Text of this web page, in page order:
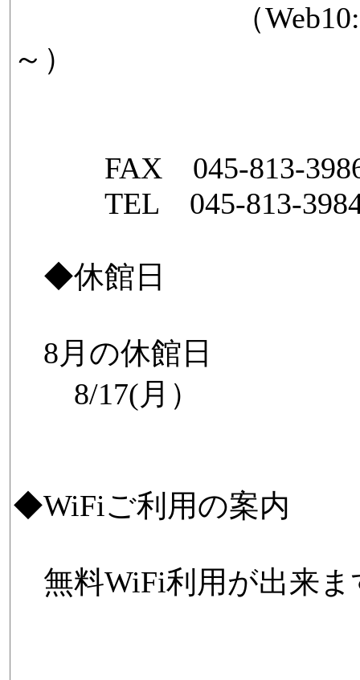
（Web10:00～
～）
FAX 045-813-
TEL 045-813-
◆休館日
8月の休館日
8/17(月）
◆WiFiご利用の案内
無料WiFi利用が出来ま